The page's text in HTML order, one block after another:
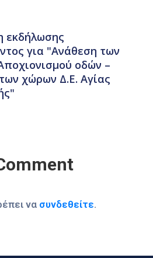
εκδήλωσης
για "Ανάθεση των
οδών –
χώρων Δ.Ε. Αγίας
να συνδεθείτε.